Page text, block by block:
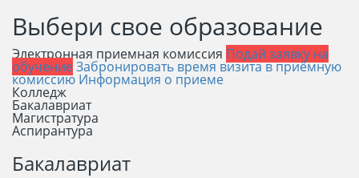
Выбери свое образование
Электронная приемная комиссия Подай заявку на
обучениеЗабронировать время визита в приёмную
комиссию Информация о приеме
Колледж
Бакалавриат
Магистратура
Аспирантура
Бакалавриат